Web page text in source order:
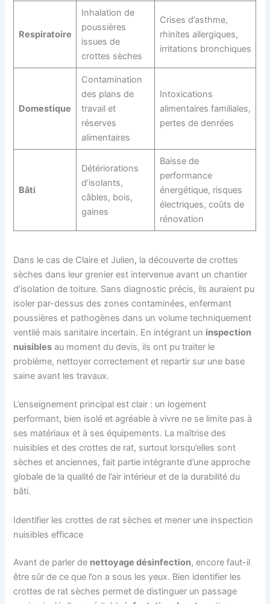
Respiratoire
Inhalation de
poussières
issues de
crottes sèches
Crises d’asthme,
rhinites allergiques,
irritations bronchiques
Domestique
Contamination
des plans de
travail et
réserves
alimentaires
Intoxications
alimentaires familiales,
pertes de denrées
Bâti
Détériorations
d’isolants,
câbles, bois,
gaines
Baisse de
performance
énergétique, risques
électriques, coûts de
rénovation
Dans le cas de Claire et Julien, la découverte de crottes
sèches dans leur grenier est intervenue avant un chantier
d’isolation de toiture. Sans diagnostic précis, ils auraient pu
isoler par-dessus des zones contaminées, enfermant
poussières et pathogènes dans un volume techniquement
ventilé mais sanitaire incertain. En intégrant un inspection
nuisibles au moment du devis, ils ont pu traiter le
problème, nettoyer correctement et repartir sur une base
saine avant les travaux.
L’enseignement principal est clair : un logement
performant, bien isolé et agréable à vivre ne se limite pas à
ses matériaux et à ses équipements. La maîtrise des
nuisibles et des crottes de rat, surtout lorsqu’elles sont
sèches et anciennes, fait partie intégrante d’une approche
globale de la qualité de l’air intérieur et de la durabilité du
bâti.
Identifier les crottes de rat sèches et mener une inspection
nuisibles efficace
Avant de parler de nettoyage désinfection, encore faut-il
être sûr de ce que l’on a sous les yeux. Bien identifier les
crottes de rat sèches permet de distinguer un passage